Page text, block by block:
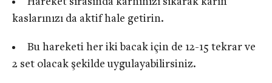
Hareket sırasında karnınızı sıkarak karın
kaslarınızı da aktif hale getirin.
Bu hareketi her iki bacak için de 12-15 tekrar ve
2 set olacak şekilde uygulayabilirsiniz.